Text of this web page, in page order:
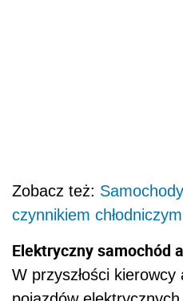
Zobacz też:
czynnikiem
Elektryczny samochód
W przyszłości